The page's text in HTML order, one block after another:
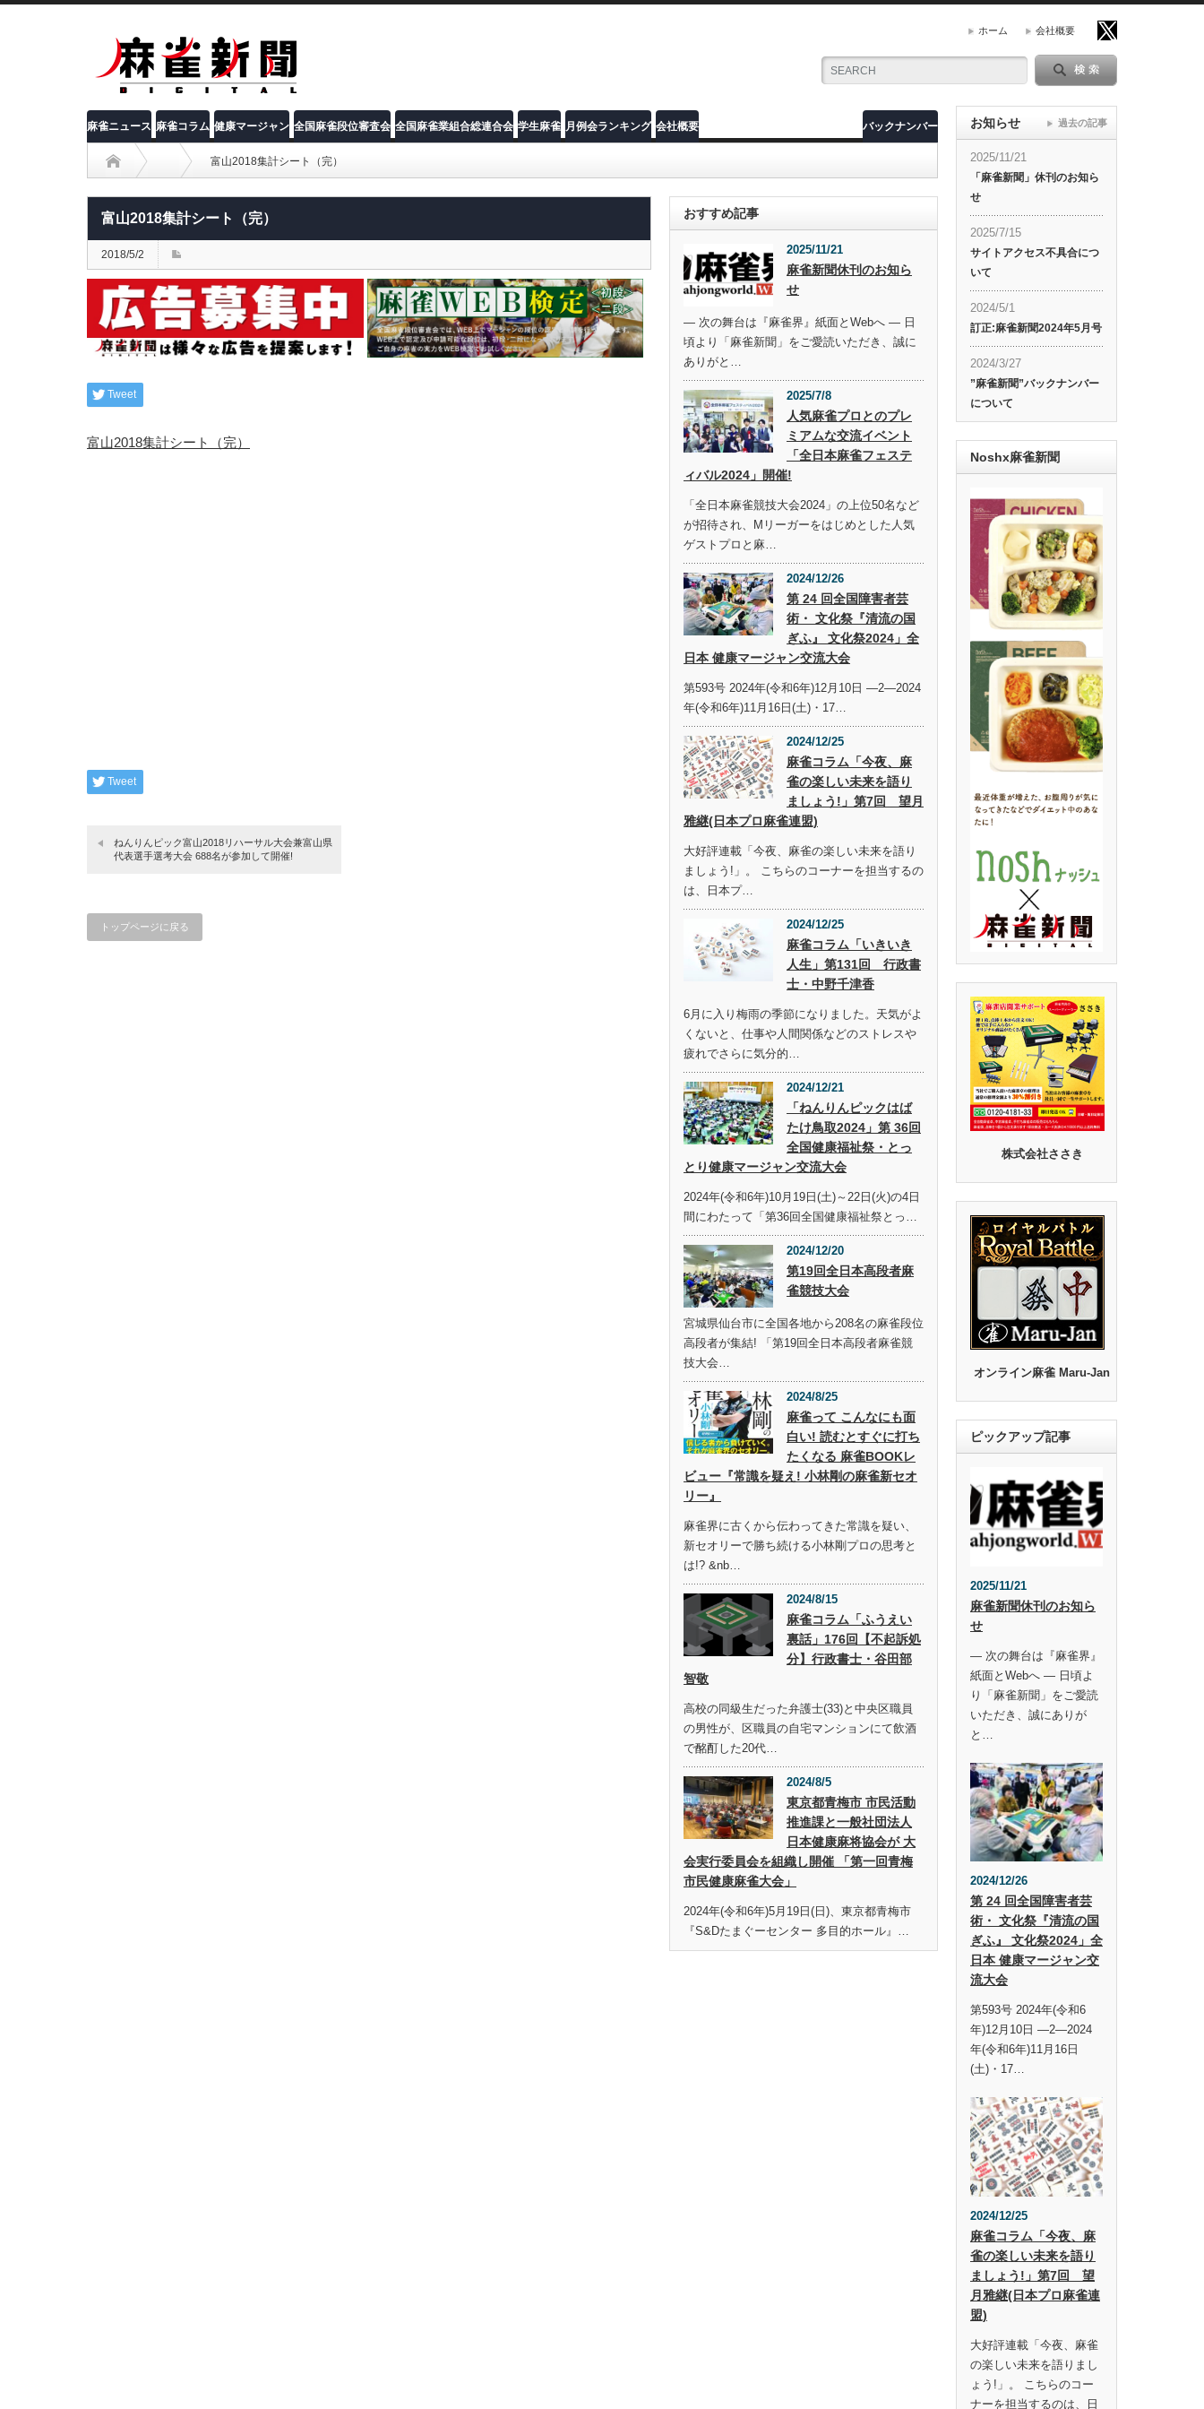
ホーム 会社概要
麻雀ニュース 麻雀コラム 健康マージャン 全国麻雀段位審査会 全国麻雀業組合総連合会 学生麻雀 月例会ランキング 会社概要 バックナンバー
富山2018集計シート（完）
富山2018集計シート（完）
2018/5/2
Tweet
富山2018集計シート（完）
Tweet
ねんりんピック富山2018リハーサル大会兼富山県
代表選手選考大会 688名が参加して開催!
トップページに戻る
おすすめ記事
2025/11/21
麻雀新聞休刊のお知ら
せ
― 次の舞台は『麻雀界』紙面とWebへ ― 日
頃より「麻雀新聞」をご愛読いただき、誠に
ありがと…
2025/7/8
人気麻雀プロとのプレ
ミアムな交流イベント
「全日本麻雀フェステ
ィバル2024」開催!
「全日本麻雀競技大会2024」の上位50名など
が招待され、Mリーガーをはじめとした人気
ゲストプロと麻…
2024/12/26
第 24 回全国障害者芸
術・ 文化祭『清流の国
ぎふ』 文化祭2024」全
日本 健康マージャン交流大会
第593号 2024年(令和6年)12月10日 —2—2024
年(令和6年)11月16日(土)・17…
2024/12/25
麻雀コラム「今夜、麻
雀の楽しい未来を語り
ましょう!」第7回 望月
雅継(日本プロ麻雀連盟)
大好評連載「今夜、麻雀の楽しい未来を語り
ましょう!」。 こちらのコーナーを担当するの
は、日本プ…
2024/12/25
麻雀コラム「いきいき
人生」第131回 行政書
士・中野千津香
6月に入り梅雨の季節になりました。天気がよ
くないと、仕事や人間関係などのストレスや
疲れでさらに気分的…
2024/12/21
「ねんりんピックはば
たけ鳥取2024」第 36回
全国健康福祉祭・とっ
とり健康マージャン交流大会
2024年(令和6年)10月19日(土)～22日(火)の4日
間にわたって「第36回全国健康福祉祭とっ…
2024/12/20
第19回全日本高段者麻
雀競技大会
宮城県仙台市に全国各地から208名の麻雀段位
高段者が集結! 「第19回全日本高段者麻雀競
技大会…
2024/8/25
麻雀って こんなにも面
白い! 読むとすぐに打ち
たくなる 麻雀BOOKレ
ビュー『常識を疑え! 小林剛の麻雀新セオ
リー』
麻雀界に古くから伝わってきた常識を疑い、
新セオリーで勝ち続ける小林剛プロの思考と
は!? &nb…
2024/8/15
麻雀コラム「ふうえい
裏話」176回【不起訴処
分】行政書士・谷田部
智敬
高校の同級生だった弁護士(33)と中央区職員
の男性が、区職員の自宅マンションにて飲酒
で酩酊した20代…
2024/8/5
東京都青梅市 市民活動
推進課と一般社団法人
日本健康麻将協会が 大
会実行委員会を組織し開催 「第一回青梅
市民健康麻雀大会」
2024年(令和6年)5月19日(日)、東京都青梅市
『S&Dたまぐーセンター 多目的ホール』…
お知らせ
2025/11/21
「麻雀新聞」休刊のお知ら
せ
2025/7/15
サイトアクセス不具合につ
いて
2024/5/1
訂正:麻雀新聞2024年5月号
2024/3/27
”麻雀新聞”バックナンバー
について
過去の記事
Noshx麻雀新聞
株式会社ささき
オンライン麻雀 Maru-Jan
ピックアップ記事
2025/11/21
麻雀新聞休刊のお知ら
せ
― 次の舞台は『麻雀界』
紙面とWebへ ― 日頃よ
り「麻雀新聞」をご愛読
いただき、誠にありが
と…
2024/12/26
第 24 回全国障害者芸
術・ 文化祭『清流の国
ぎふ』 文化祭2024」全
日本 健康マージャン交
流大会
第593号 2024年(令和6
年)12月10日 —2—2024
年(令和6年)11月16日
(土)・17…
2024/12/25
麻雀コラム「今夜、麻
雀の楽しい未来を語り
ましょう!」第7回 望
月雅継(日本プロ麻雀連
盟)
大好評連載「今夜、麻雀
の楽しい未来を語りまし
ょう!」。 こちらのコー
ナーを担当するのは、日